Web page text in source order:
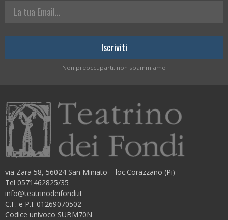
La tua Email
Non preoccuparti, non spammiamo
via Zara 58, 56024 San Miniato – loc.Corazzano (Pi)
Tel 0571462825/35
info@teatrinodeifondi.it
C.F. e P.I. 01269070502
Codice univoco SUBM70N